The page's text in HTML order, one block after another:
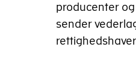
producenter
sender